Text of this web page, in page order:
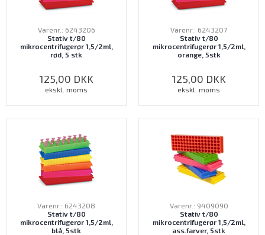
Varenr.: 6243206
Stativ t/80
mikrocentrifugerør 1,5/2ml,
rød, 5 stk
125,00 DKK
ekskl. moms
Varenr.: 6243207
Stativ t/80
mikrocentrifugerør 1,5/2ml,
orange, 5stk
125,00 DKK
ekskl. moms
Varenr.: 6243208
Stativ t/80
mikrocentrifugerør 1,5/2ml,
blå, 5stk
Varenr.: 9409090
Stativ t/80
mikrocentrifugerør 1,5/2ml,
ass.farver, 5stk